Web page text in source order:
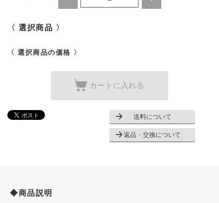
〈 選択商品 〉
〈 選択商品の価格 〉
カートに入れる
送料について
返品・交換について
◆商品説明